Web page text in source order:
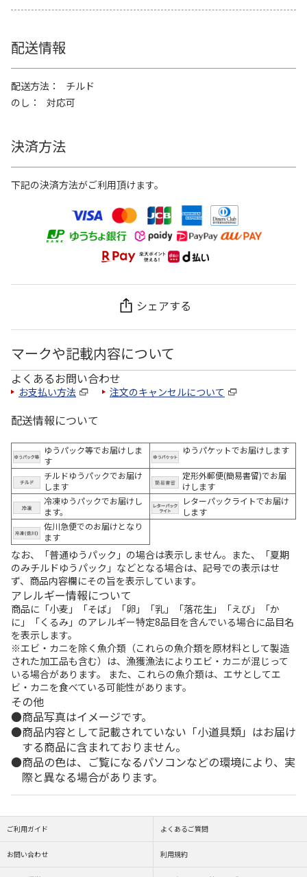
配送情報
配送方法
チルド
のし
対応可
決済方法
下記の決済方法がご利用頂けます。
シェアする
マークや記載内容について
よくあるお問い合わせ
お支払い方法 注文のキャンセルについて
配送情報について
ゆうパック等でお届けしま
す
ゆうパケットでお届けします
チルドゆうパックでお届け
します
定形外郵便(簡易書留)でお届
けします
冷凍ゆうパックでお届けし
ます。
レターパックライトでお届け
します
佐川急便でのお届けとなり
ます
なお、「普通ゆうパック」の場合は表示しません。また、「夏期
のみチルドゆうパック」などとなる場合は、記号での表示はせ
ず、商品内容欄にその旨を表示しています。
アレルギー情報について
商品に「小麦」「そば」「卵」「乳」「落花生」「えび」「か
に」「くるみ」のアレルギー特定8品目を含んでいる場合に品目名
を表示します。
※エビ・カニを除く魚介類（これらの魚介類を原材料として製造
された加工品も含む）は、漁獲漁法によりエビ・カニが混じって
いる場合があります。 また、これらの魚介類は、エサとしてエ
ビ・カニを食べている可能性があります。
その他
商品写真はイメージです。
商品内容として記載されていない「小道具類」はお届け
する商品に含まれておりません。
商品の色は、ご覧になるパソコンなどの環境により、実
際と異なる場合があります。
ご利用ガイド よくあるご質問
お問い合わせ 利用規約